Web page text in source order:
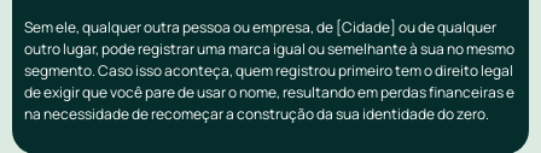
Sem ele, qualquer outra pessoa ou empresa, de [Cidade] ou de qualquer
outro lugar, pode registrar uma marca igual ou semelhante à sua no mesmo
segmento. Caso isso aconteça, quem registrou primeiro tem o direito legal
de exigir que você pare de usar o nome, resultando em perdas financeiras e
na necessidade de recomeçar a construção da sua identidade do zero.